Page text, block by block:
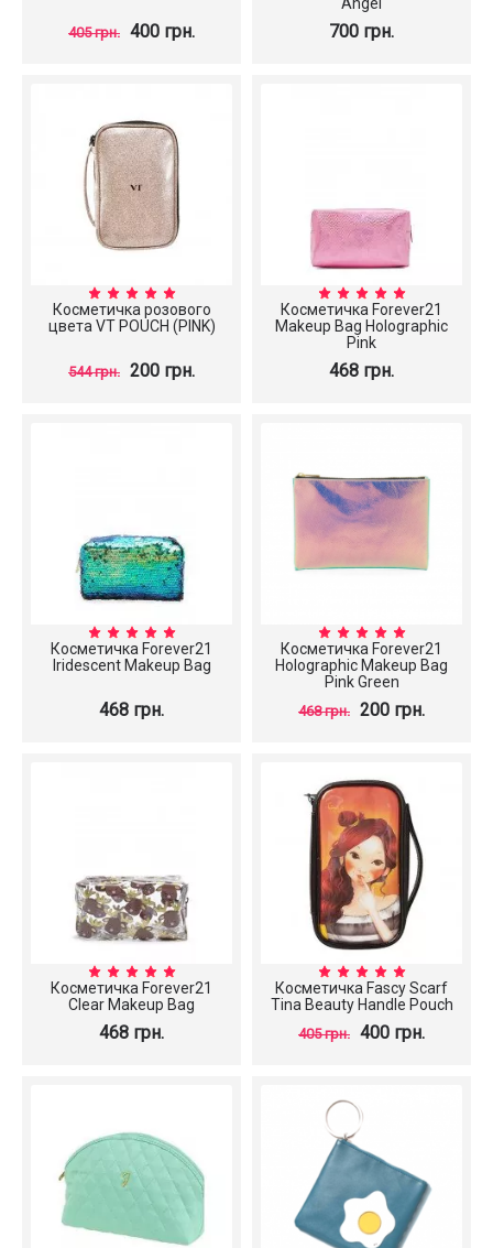
405 грн. 400 грн. 700 грн.
Косметичка розового
цвета VT POUCH (PINK)
544 грн. 200 грн.
Косметичка Forever21
Makeup Bag Holographic
Pink
468 грн.
Косметичка Forever21
Iridescent Makeup Bag
468 грн.
Косметичка Forever21
Holographic Makeup Bag
Pink Green
468 грн. 200 грн.
Косметичка Forever21
Clear Makeup Bag
468 грн.
Косметичка Fascy Scarf
Tina Beauty Handle Pouch
405 грн. 400 грн.